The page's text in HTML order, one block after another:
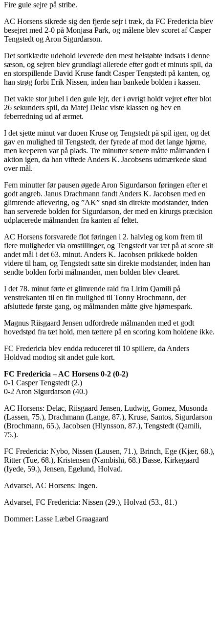
Fire gule sejre på stribe.
AC Horsens sikrede sig den fjerde sejr i træk, da FC Fredericia blev
besejret med 2-0 på Monjasa Park, og målene blev scoret af Casper
Tengstedt og Aron Sigurdarson.
Det sortklædte udehold leverede den mest helstøbte indsats i denne
sæson, og sejren blev grundlagt allerede efter godt et minuts spil, da
en storspillende David Kruse fandt Casper Tengstedt på kanten, og
han strøg forbi Erik Nissen, inden han bankede bolden i kassen.
Det vakte stor jubel i den gule lejr, der i øvrigt holdt vejret efter blot
26 sekunders spil, da Matej Delac viste klassen og hev en
feberredning ud af ærmet.
I det sjette minut var duoen Kruse og Tengstedt på spil igen, og det
gav en mulighed til Tengstedt, der fyrede af mod det lange hjørne,
men keeperen var på plads. Tre minutter senere måtte målmanden i
aktion igen, da han viftede Anders K. Jacobsens udmærkede skud
over mål.
Fem minutter før pausen øgede Aron Sigurdarson føringen efter et
godt angreb. Janus Drachmann fandt Anders K. Jacobsen med en
glimrende aflevering, og ”AK” snød sin direkte modstander, inden
han serverede bolden for Sigurdarson, der med en kirurgs præcision
udplacerede målmanden fra kanten af feltet.
AC Horsens forsvarede flot føringen i 2. halvleg og kom frem til
flere muligheder via omstillinger, og Tengstedt var tæt på at score sit
andet mål i det 63. minut. Anders K. Jacobsen prikkede bolden
videre til ham, og Tengstedt satte sin direkte modstander, inden han
sendte bolden forbi målmanden, men bolden blev clearet.
I det 78. minut førte et glimrende raid fra Lirim Qamili på
venstrekanten til en fin mulighed til Tonny Brochmann, der
afsluttede første gang, og målmanden måtte give hjørnespark.
Magnus Riisgaard Jensen udfordrede målmanden med et godt
hovedstød fra tæt hold, men tættere på en scoring kom holdene ikke.
FC Fredericia blev endda reduceret til 10 spillere, da Anders
Holdvad modtog sit andet gule kort.
FC Fredericia – AC Horsens 0-2 (0-2)
0-1 Casper Tengstedt (2.)
0-2 Aron Sigurdarson (40.)
AC Horsens: Delac, Riisgaard Jensen, Ludwig, Gomez, Musonda
(Lassen, 75.), Drachmann (Lange, 87.), Kruse, Santos, Sigurdarson
(Brochmann, 65.), Jacobsen (Hlynsson, 87.), Tengstedt (Qamili,
75.).
FC Fredericia: Nybo, Nissen (Lausen, 71.), Brinch, Ege (Kjær, 68.),
Ritter (Tue, 68.), Kristensen (Nambishi, 68.) Basse, Kirkegaard
(Iyede, 59.), Jensen, Egelund, Holvad.
Advarsel, AC Horsens: Ingen.
Advarsel, FC Fredericia: Nissen (29.), Holvad (53., 81.)
Dommer: Lasse Læbel Graagaard